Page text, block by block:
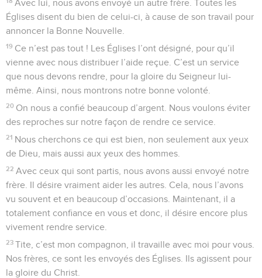
Avec lui, nous avons envoyé un autre frère. Toutes les
Églises disent du bien de celui-ci, à cause de son travail pour
annoncer la Bonne Nouvelle.
19 Ce n’est pas tout ! Les Églises l’ont désigné, pour qu’il
vienne avec nous distribuer l’aide reçue. C’est un service
que nous devons rendre, pour la gloire du Seigneur lui-
même. Ainsi, nous montrons notre bonne volonté.
20 On nous a confié beaucoup d’argent. Nous voulons éviter
des reproches sur notre façon de rendre ce service.
21 Nous cherchons ce qui est bien, non seulement aux yeux
de Dieu, mais aussi aux yeux des hommes.
22 Avec ceux qui sont partis, nous avons aussi envoyé notre
frère. Il désire vraiment aider les autres. Cela, nous l’avons
vu souvent et en beaucoup d’occasions. Maintenant, il a
totalement confiance en vous et donc, il désire encore plus
vivement rendre service.
23 Tite, c’est mon compagnon, il travaille avec moi pour vous.
Nos frères, ce sont les envoyés des Églises. Ils agissent pour
la gloire du Christ.